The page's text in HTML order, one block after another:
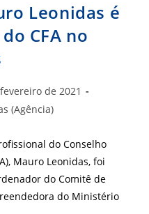
Leonidas é
CFA no
de 2021
(Agência)
do Conselho
Mauro Leonidas, foi
do Comitê de
do Ministério